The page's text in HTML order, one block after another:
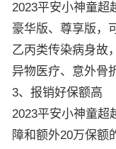
2023平安小神童超
豪华版、尊享版，
乙丙类传染病身故
异物医疗、意外骨
3、报销好保额高
2023平安小神童超
障和额外20万保额